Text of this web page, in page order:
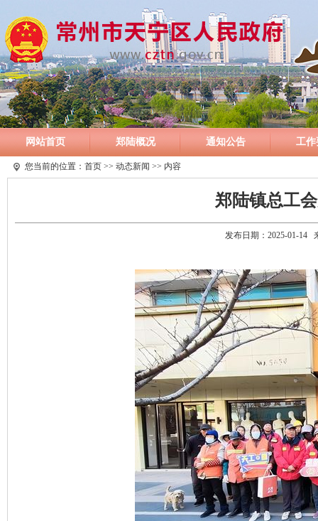
网站首页 郑陆概况 通知公告 工作
您当前的位置： 首页 >> 动态新闻 >> 内容
郑陆镇总工
发布日期：2025-01-14